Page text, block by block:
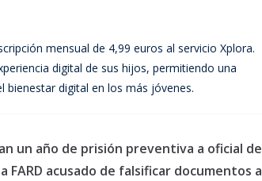
mensual de 4,99 euros al servicio Xplora.
digital de sus hijos, permitiendo una
digital en los más jóvenes.
un año de prisión preventiva a oficial de
FARD acusado de falsificar documentos a